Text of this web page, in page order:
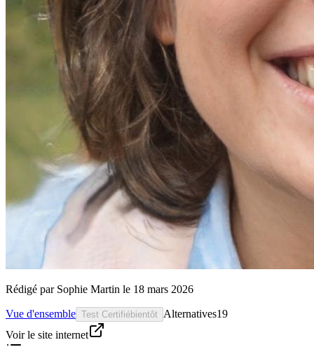
Rédigé par Sophie Martin le 18 mars 2026
Vue d'ensemble Test Certifiébientôt Alternatives19
Voir le site internet